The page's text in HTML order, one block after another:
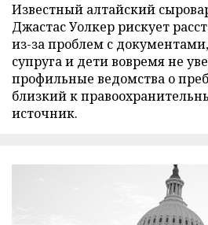
Известный алтайский
Джастас Уолкер рискует
из-за проблем с
супруга и дети вовремя не
профильные ведомства о
близкий к
источник.